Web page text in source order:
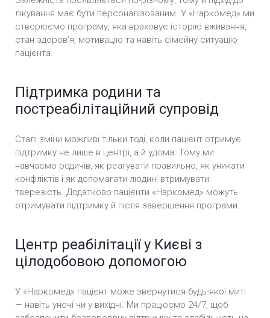
лікування має бути персоналізованим. У «Наркомед» ми
створюємо програму, яка враховує історію вживання,
стан здоров’я, мотивацію та навіть сімейну ситуацію
пацієнта.
Підтримка родини та
постреабілітаційний супровід
Сталі зміни можливі тільки тоді, коли пацієнт отримує
підтримку не лише в центрі, а й удома. Тому ми
навчаємо родичів, як реагувати правильно, як уникати
конфліктів і як допомагати людині втримувати
тверезість. Додатково пацієнти «Наркомед» можуть
отримувати підтримку й після завершення програми.
Центр реабілітації у Києві з
цілодобовою допомогою
У «Наркомед» пацієнт може звернутися будь-якої миті
— навіть уночі чи у вихідні. Ми працюємо 24/7, щоб